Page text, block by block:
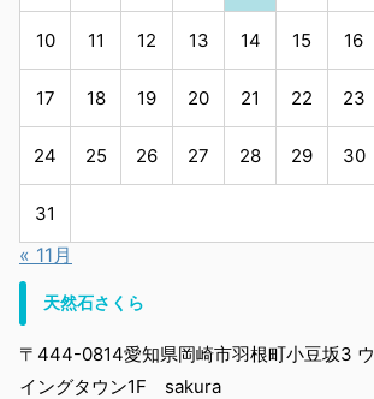
10 11 12 13 14 15 16
17 18 19 20 21 22 23
24 25 26 27 28 29 30
31
« 11月
天然石さくら
〒444-0814愛知県岡崎市羽根町小豆坂3 ウ
イングタウン1F sakura